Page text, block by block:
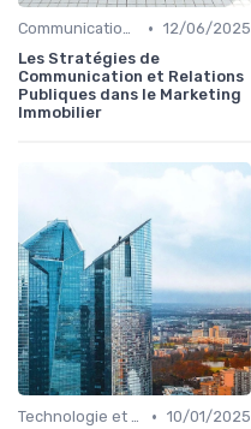
Communication et Relations Publiques • 12/06/2025
Les Stratégies de
Communication et Relations
Publiques dans le Marketing
Immobilier
Technologie et Innovation en Gestion Immobilière • 10/01/2025